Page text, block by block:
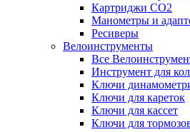
Картриджи CO2
Манометры и
Ресиверы
Велоинструменты
Все
Инструмент для
Ключи
Ключи для кареток
Ключи для кассет
Ключи для